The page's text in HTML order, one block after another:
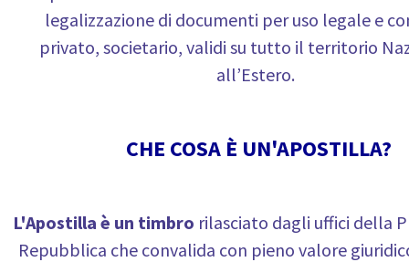
legalizzazione di documenti per uso legale e
privato, societario, validi su tutto il territorio
all’Estero.
CHE COSA È UN'APOSTILLA?
L'Apostilla è un timbro rilasciato dagli uffici della
Repubblica che convalida con pieno valore